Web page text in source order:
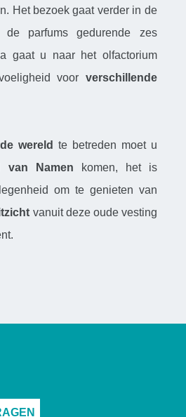
Het bezoek gaat verder in de
de parfums gedurende zes
gaat u naar het olfactorium
voor verschillende
wereld te betreden moet u
van Namen
komen, het is
om te genieten van
vanuit deze oude vesting